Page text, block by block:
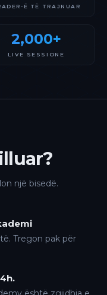
Ë TË TRAJNUAR
2,000+
LIVE SESSIONE
një bisedë.
Tregon pak për